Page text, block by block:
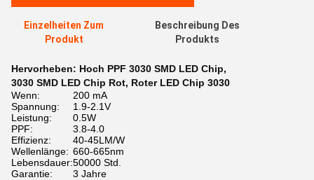
Einzelheiten Zum
Produkt
Beschreibung Des
Produkts
Hervorheben: Hoch PPF 3030 SMD LED Chip,
3030 SMD LED Chip Rot, Roter LED Chip 3030
Wenn:
200 mA
Spannung:
1.9-2.1V
Leistung:
0.5W
PPF:
3.8-4.0
Effizienz:
40-45LM/W
Wellenlänge: 660-665nm
Lebensdauer:50000 Std.
Garantie:
3 Jahre